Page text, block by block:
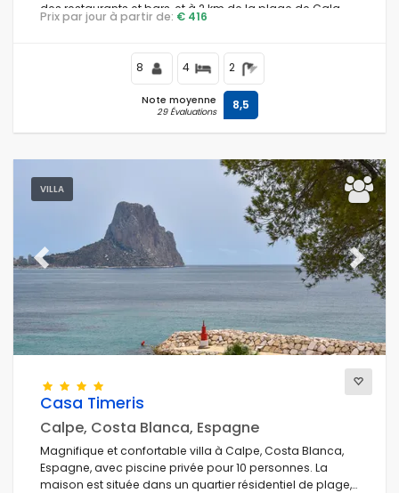
des restaurants et bars, et à 2 km de la plage de Cala
Barraca, Jávea.
Prix par jour à partir de: € 416
8 4 2
Note moyenne
29 Évaluations 8,5
VILLA
Previous Next
Casa Timeris
Calpe, Costa Blanca, Espagne
Magnifique et confortable villa à Calpe, Costa Blanca,
Espagne, avec piscine privée pour 10 personnes. La
maison est située dans un quartier résidentiel de plage,